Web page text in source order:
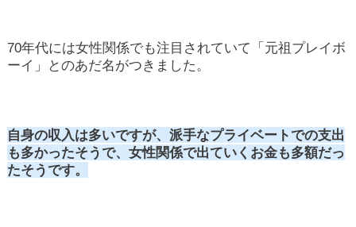
70年代には女性関係でも注目されていて「元祖プレイボ
ーイ」とのあだ名がつきました。
自身の収入は多いですが、派手なプライベートでの支出
も多かったそうで、女性関係で出ていくお金も多額だっ
たそうです。